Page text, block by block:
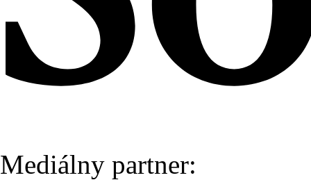
Mediálny partner: